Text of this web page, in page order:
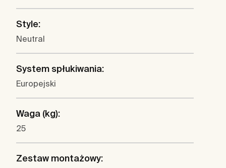
Style:
Neutral
System spłukiwania:
Europejski
Waga (kg):
25
Zestaw montażowy: